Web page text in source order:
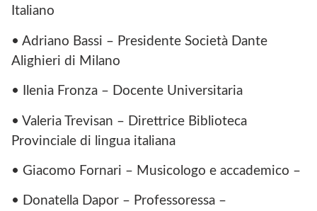
Italiano
• Adriano Bassi – Presidente Società Dante
Alighieri di Milano
• Ilenia Fronza – Docente Universitaria
• Valeria Trevisan – Direttrice Biblioteca
Provinciale di lingua italiana
• Giacomo Fornari – Musicologo e accademico –
• Donatella Dapor – Professoressa –